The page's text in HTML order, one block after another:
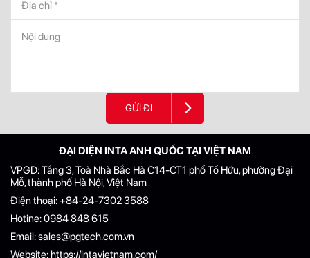
GỬI ĐI
ĐẠI DIỆN INTA ANH QUỐC TẠI VIỆT NAM
VPGD: Tầng 3, Toà Nhà Bắc Hà C14-CT1 phố Tố Hữu, phường Đại
Mỗ, thành phố Hà Nội, Việt Nam
Điện thoại:+84-24-7302 3588
Hotine:0984 848 615
Email:sales@pgtech.com.vn
Website:https://intavietnam.com/